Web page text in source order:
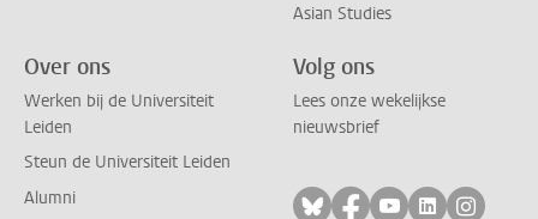
Asian Studies
Over ons
Werken bij de Universiteit
Leiden
Steun de Universiteit Leiden
Alumni
Volg ons
Lees onze wekelijkse
nieuwsbrief
Volg ons op bluesky
Volg ons op
Volg ons op
Volg ons
Volg